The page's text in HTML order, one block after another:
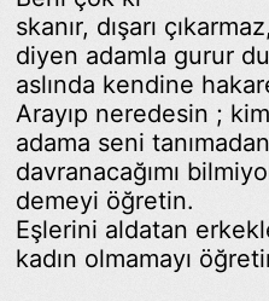
skanır, dışarı
diyen adamla gurur
aslında kendine
Arayıp neredesin ;
adama seni
davranacağımı
demeyi öğretin.
Eşlerini aldatan
kadın olmamayı